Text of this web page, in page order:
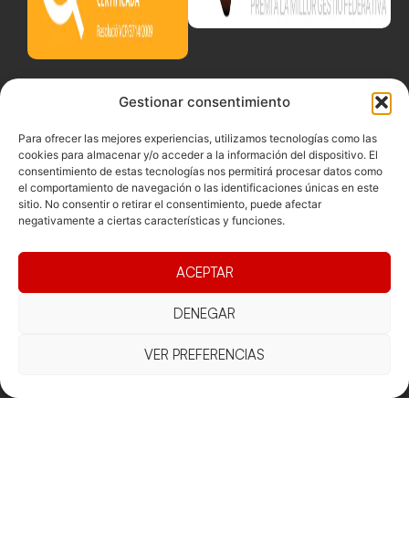
Gestionar consentimiento
Para ofrecer las mejores experiencias, utilizamos tecnologías como las
cookies para almacenar y/o acceder a la información del dispositivo. El
consentimiento de estas tecnologías nos permitirá procesar datos como
el comportamiento de navegación o las identificaciones únicas en este
sitio. No consentir o retirar el consentimiento, puede afectar
negativamente a ciertas características y funciones.
ACEPTAR
DENEGAR
VER PREFERENCIAS
CompeticionsDocumentacio